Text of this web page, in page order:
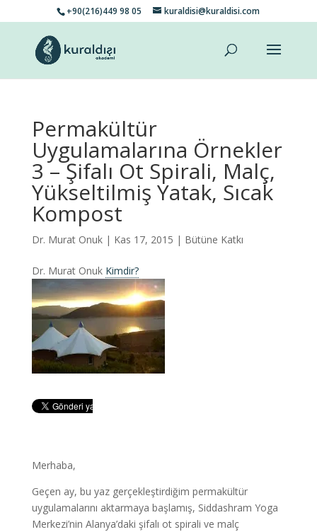
+90(216)449 98 05 kuraldisi@kuraldisi.com
Permakültür
Uygulamalarına Örnekler
3 – Şifalı Ot Spirali, Malç,
Yükseltilmiş Yatak, Sıcak
Kompost
Dr. Murat Onuk| Kas 17, 2015 | Bütüne Katkı
Dr. Murat Onuk Kimdir?
Merhaba,
Geçen ay, bu yaz gerçekleştirdiğim permakültür
uygulamalarını aktarmaya başlamış, Siddashram Yoga
Merkezi’nin Alanya’daki şifalı ot spirali ve malç